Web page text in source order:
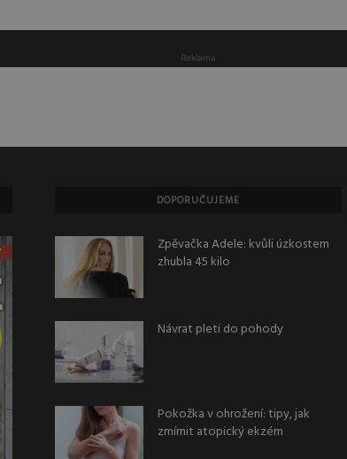
Reklama
DOPORUČUJEME
Zpěvačka Adele: kvůli úzkostem
zhubla 45 kilo
Návrat pleti do pohody
Pokožka v ohrožení: tipy, jak
zmírnit atopický ekzém